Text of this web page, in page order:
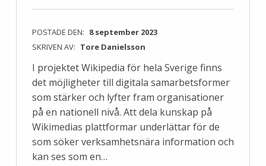
POSTADE DEN: 8 september 2023
SKRIVEN AV: Tore Danielsson
I projektet Wikipedia för hela Sverige finns
det möjligheter till digitala samarbetsformer
som stärker och lyfter fram organisationer
på en nationell nivå. Att dela kunskap på
Wikimedias plattformar underlättar för de
som söker verksamhetsnära information och
kan ses som en…